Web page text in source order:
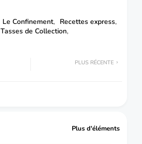
Le Confinement
Recettes express
Tasses de Collection
PLUS RÉCENTE
Plus d'éléments